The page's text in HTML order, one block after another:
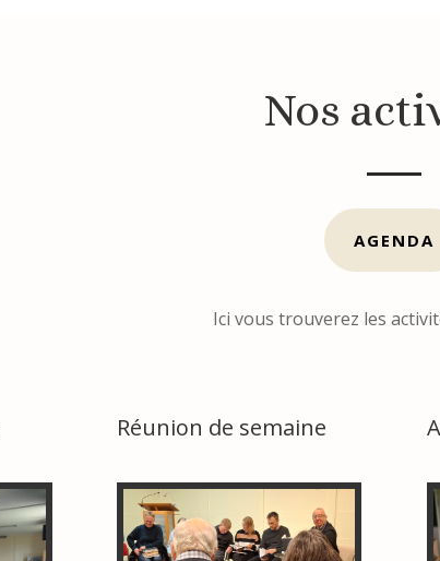
Nos
AGENDA
Ici vous trouverez les
Réunion de semaine